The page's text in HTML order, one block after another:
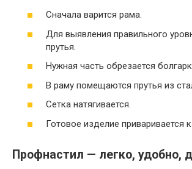
Сначала варится рама.
Для выявления правильного
прутья.
Нужная часть обрезается
В раму помещаются прутья из
Сетка натягивается.
Готовое изделие приваривается
Профнастил — легко, удобно,